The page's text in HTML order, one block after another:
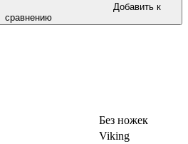
Добавить к
сравнению
Без ножек
Viking